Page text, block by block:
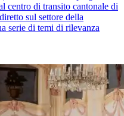
centro di transito cantonale di
sul settore della
serie di temi di rilevanza